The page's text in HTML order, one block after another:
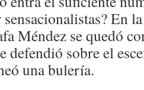
En
Méndez se quedó
defendió sobre el
una bulería.